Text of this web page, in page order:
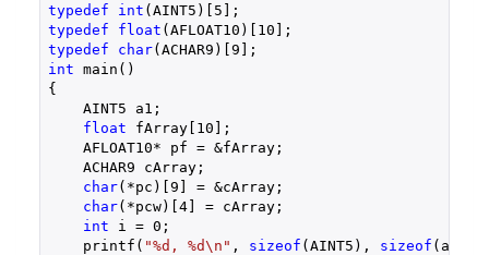
typedef
int (AINT5)[ 5
typedef
float (AFLOAT10)[ 10
typedef
char(ACHAR9)[9
int main()
{
    AINT5 a1;
float fArray[ 10 ];
    AFLOAT10* pf = &fArray;
    ACHAR9 cArray;
char(*pc)[9 ] = &cArray;
char(*pcw)[4] = cArray;
int i = 0 ;
    printf(
"%d, %d\n" , sizeof (AINT5), sizeof (a1));